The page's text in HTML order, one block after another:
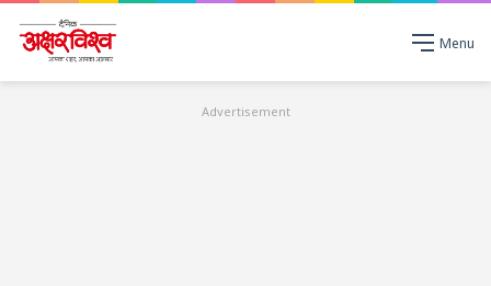
Menu
Advertisement